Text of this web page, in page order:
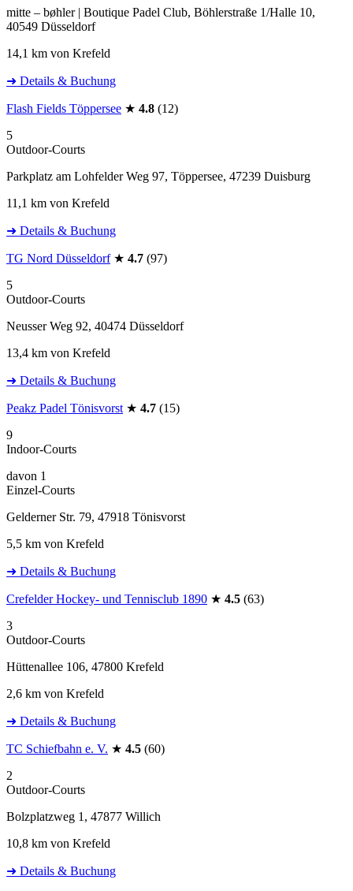
mitte – bøhler | Boutique Padel Club, Böhlerstraße 1/Halle 10,
40549 Düsseldorf
14,1 km von Krefeld
➜ Details & Buchung
Flash Fields Töppersee ★ 4.8 (12)
5
Outdoor-Courts
Parkplatz am Lohfelder Weg 97, Töppersee, 47239 Duisburg
11,1 km von Krefeld
➜ Details & Buchung
TG Nord Düsseldorf ★ 4.7 (97)
5
Outdoor-Courts
Neusser Weg 92, 40474 Düsseldorf
13,4 km von Krefeld
➜ Details & Buchung
Peakz Padel Tönisvorst ★ 4.7 (15)
9
Indoor-Courts
davon 1
Einzel-Courts
Gelderner Str. 79, 47918 Tönisvorst
5,5 km von Krefeld
➜ Details & Buchung
Crefelder Hockey- und Tennisclub 1890 ★ 4.5 (63)
3
Outdoor-Courts
Hüttenallee 106, 47800 Krefeld
2,6 km von Krefeld
➜ Details & Buchung
TC Schiefbahn e. V. ★ 4.5 (60)
2
Outdoor-Courts
Bolzplatzweg 1, 47877 Willich
10,8 km von Krefeld
➜ Details & Buchung